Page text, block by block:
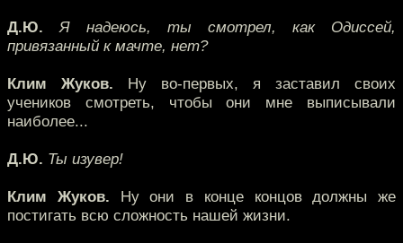
Д.Ю. Я надеюсь, ты смотрел, как Одиссей,
привязанный к мачте, нет?
Клим Жуков. Ну во-первых, я заставил своих
учеников смотреть, чтобы они мне выписывали
наиболее...
Д.Ю. Ты изувер!
Клим Жуков. Ну они в конце концов должны же
постигать всю сложность нашей жизни.